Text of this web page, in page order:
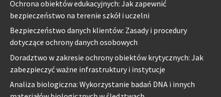
Ochrona obiektów edukacyjnych: Jak zapewnić
bezpieczeństwo na terenie szkół i uczelni
Bezpieczeństwo danych klientów: Zasady i procedury
dotyczące ochrony danych osobowych
Doradztwo w zakresie ochrony obiektów krytycznych: Jak
zabezpieczyć ważne infrastruktury i instytucje
Analiza biologiczna: Wykorzystanie badań DNA i innych